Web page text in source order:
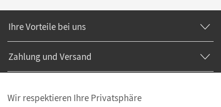
Ihre Vorteile bei uns
Zahlung und Versand
Wir respektieren Ihre Privatsphäre